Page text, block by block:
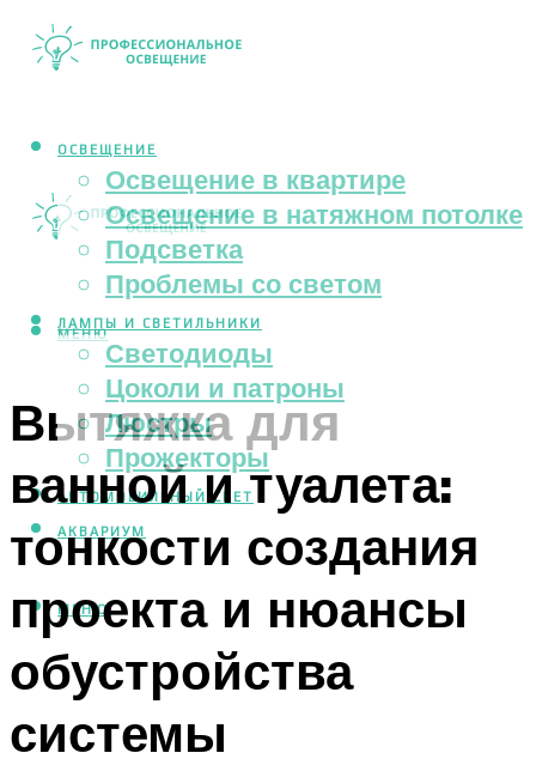
ОСВЕЩЕНИЕ
Освещение в квартире
Освещение в натяжном потолке
Подсветка
Проблемы со светом
ЛАМПЫ И СВЕТИЛЬНИКИ
Светодиоды
Цоколи и патроны
Люстры
Прожекторы
АВТОМОБИЛЬНЫЙ СВЕТ
АКВАРИУМ
МЕНЮ
МЕНЮ
Вытяжка для
ванной и туалета:
тонкости создания
проекта и нюансы
обустройства
системы